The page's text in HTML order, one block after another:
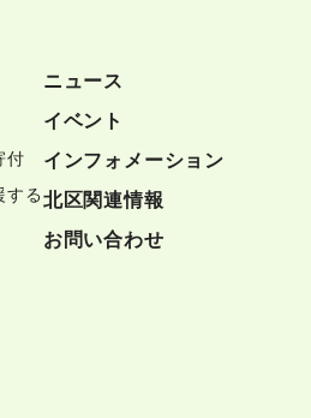
付
する
ニュース
イベント
インフォメーション
北区関連情報
お問い合わせ